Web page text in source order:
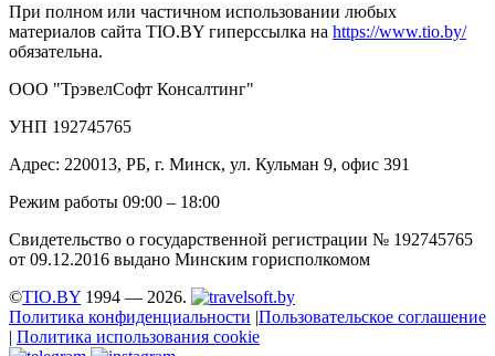
При полном или частичном использовании любых
материалов сайта TIO.BY гиперссылка на https://www.tio.by/
обязательна.
ООО "ТрэвелСофт Консалтинг"
УНП 192745765
Адрес: 220013, РБ, г. Минск, ул. Кульман 9, офис 391
Режим работы 09:00 – 18:00
Свидетельство о государственной регистрации № 192745765
от 09.12.2016 выдано Минским горисполкомом
©TIO.BY 1994 — 2026.
Политика конфиденциальности |Пользовательское соглашение
| Политика использования cookie